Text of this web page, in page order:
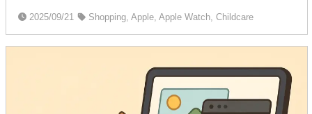
2025/09/21 Shopping, Apple, Apple Watch, Childcare